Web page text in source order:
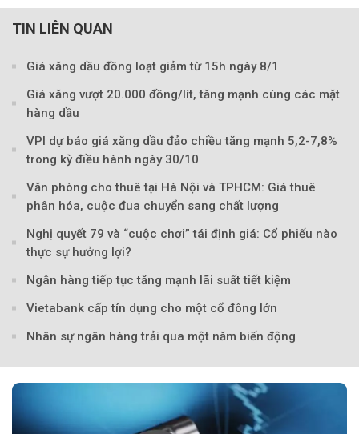
TIN LIÊN QUAN
Giá xăng dầu đồng loạt giảm từ 15h ngày 8/1
Giá xăng vượt 20.000 đồng/lít, tăng mạnh cùng các mặt
hàng dầu
VPI dự báo giá xăng dầu đảo chiều tăng mạnh 5,2-7,8%
trong kỳ điều hành ngày 30/10
Văn phòng cho thuê tại Hà Nội và TPHCM: Giá thuê
phân hóa, cuộc đua chuyển sang chất lượng
Nghị quyết 79 và “cuộc chơi” tái định giá: Cổ phiếu nào
thực sự hưởng lợi?
Ngân hàng tiếp tục tăng mạnh lãi suất tiết kiệm
Vietabank cấp tín dụng cho một cổ đông lớn
Nhân sự ngân hàng trải qua một năm biến động